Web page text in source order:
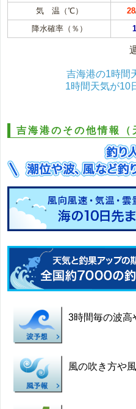
気 温（℃） 28
降水確率（％）
吉海港の1時間
1時間天気が10
吉海港のその他情報（
3時間毎の波高
風の吹き方や